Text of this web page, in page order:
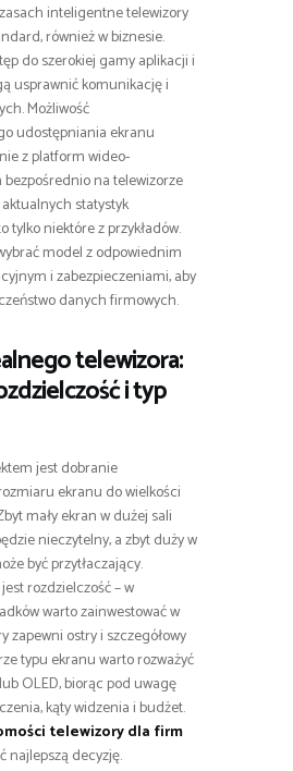
inteligentne telewizory
również w biznesie.
do szerokiej gamy aplikacji i
usprawnić komunikację i
Możliwość
udostępniania ekranu
z platform wideo-
na telewizorze
statystyk
tylko niektóre z przykładów.
model z odpowiednim
i zabezpieczeniami, aby
danych firmowych.
telewizora:
i typ
jest dobranie
ekranu do wielkości
mały ekran w dużej sali
nieczytelny, a zbyt duży w
być przytłaczający.
rozdzielczość – w
warto zainwestować w
zapewni ostry i szczegółowy
typu ekranu warto rozważyć
OLED, biorąc pod uwagę
kąty widzenia i budżet.
telewizory dla firm
najlepszą decyzję.